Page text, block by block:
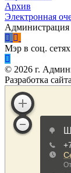
Архив
Электронная
Администрация
Мэр в соц.
© 2026 г.
Разработка